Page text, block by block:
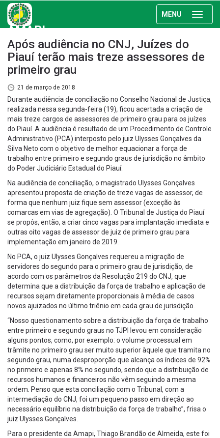
MENU
AMAPI
Após audiência no CNJ, Juízes do
Piauí terão mais treze assessores de
primeiro grau
21 de março de 2018
Durante audiência de conciliação no Conselho Nacional de Justiça,
realizada nessa segunda-feira (19), ficou acertada a criação de
mais treze cargos de assessores de primeiro grau para os juízes
do Piauí. A audiência é resultado de um Procedimento de Controle
Administrativo (PCA) interposto pelo juiz Ulysses Gonçalves da
Silva Neto com o objetivo de melhor equacionar a força de
trabalho entre primeiro e segundo graus de jurisdição no âmbito
do Poder Judiciário Estadual do Piauí.
Na audiência de conciliação, o magistrado Ulysses Gonçalves
apresentou proposta de criação de treze vagas de assessor, de
forma que nenhum juiz fique sem assessor (exceção às
comarcas em vias de agregação). O Tribunal de Justiça do Piauí
se propôs, então, a criar cinco vagas para implantação imediata e
outras oito vagas de assessor de juiz de primeiro grau para
implementação em janeiro de 2019.
No PCA, o juiz Ulysses Gonçalves requereu a migração de
servidores do segundo para o primeiro grau de jurisdição, de
acordo com os parâmetros da Resolução 219 do CNJ, que
determina que a distribuição da força de trabalho e aplicação de
recursos sejam diretamente proporcionais à média de casos
novos ajuizados no último triênio em cada grau de jurisdição.
“Nosso questionamento sobre a distribuição da força de trabalho
entre primeiro e segundo graus no TJPI levou em consideração
alguns pontos, como, por exemplo: o volume processual em
trâmite no primeiro grau ser muito superior àquele que tramita no
segundo grau, numa desproporção que alcança os índices de 92%
no primeiro e apenas 8% no segundo, sendo que a distribuição de
recursos humanos e financeiros não vêm seguindo a mesma
ordem. Penso que esta conciliação com o Tribunal, com a
intermediação do CNJ, foi um pequeno passo em direção ao
necessário equilíbrio na distribuição da força de trabalho”, frisa o
juiz Ulysses Gonçalves.
Para o presidente da Amapi, Thiago Brandão de Almeida, este foi